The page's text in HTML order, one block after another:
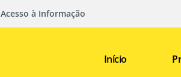
Acesso à Informação
Início